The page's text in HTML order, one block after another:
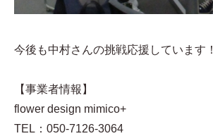
今後も中村さんの挑戦応援しています！
【事業者情報】
flower design mimico+
TEL：050-7126-3064